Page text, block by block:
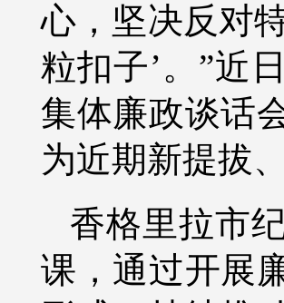
心，坚决反对
粒扣子’。”近日
集体廉政谈话
为近期新提拔
香格里拉市
课，通过开展